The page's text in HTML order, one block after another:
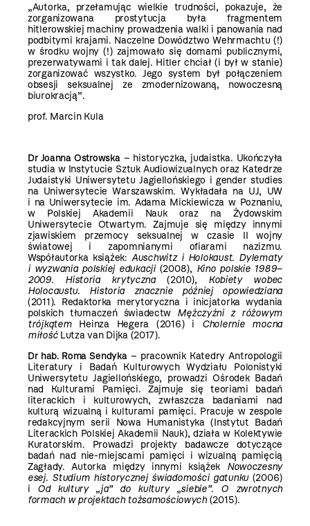
„Autorka, przełamując wielkie trudności, pokazuje, że
zorganizowana prostytucja była fragmentem
hitlerowskiej machiny prowadzenia walki i panowania nad
podbitymi krajami. Naczelne Dowództwo Wehrmachtu (!)
w środku wojny (!) zajmowało się domami publicznymi,
prezerwatywami i tak dalej. Hitler chciał (i był w stanie)
zorganizować wszystko. Jego system był połączeniem
obsesji seksualnej ze zmodernizowaną, nowoczesną
biurokracją”.
prof. Marcin Kula
Dr Joanna Ostrowska– historyczka, judaistka. Ukończyła
studia w Instytucie Sztuk Audiowizualnych oraz Katedrze
Judaistyki Uniwersytetu Jagiellońskiego i gender studies
na Uniwersytecie Warszawskim. Wykładała na UJ, UW
i na Uniwersytecie im. Adama Mickiewicza w Poznaniu,
w Polskiej Akademii Nauk oraz na Żydowskim
Uniwersytecie Otwartym. Zajmuje się między innymi
zjawiskiem przemocy seksualnej w czasie II wojny
światowej i zapomnianymi ofiarami nazizmu.
Współautorka książek: Auschwitz i Holokaust. Dylematy
i wyzwania polskiej edukacji(2008), Kino polskie 1989–
2009. Historia krytyczna(2010), Kobiety wobec
Holocaustu. Historia znacznie później opowiedziana
(2011). Redaktorka merytoryczna i inicjatorka wydania
polskich tłumaczeń świadectw Mężczyźni z różowym
trójkątemHeinza Hegera (2016) i Cholernie mocna
miłośćLutza van Dijka (2017).
Dr hab. Roma Sendyka– pracownik Katedry Antropologii
Literatury i Badań Kulturowych Wydziału Polonistyki
Uniwersytetu Jagiellońskiego, prowadzi Ośrodek Badań
nad Kulturami Pamięci. Zajmuje się teoriami badań
literackich i kulturowych, zwłaszcza badaniami nad
kulturą wizualną i kulturami pamięci. Pracuje w zespole
redakcyjnym serii Nowa Humanistyka (Instytut Badań
Literackich Polskiej Akademii Nauk), działa w Kolektywie
Kuratorskim. Prowadzi projekty badawcze dotyczące
badań nad nie-miejscami pamięci i wizualną pamięcią
Zagłady. Autorka między innymi książek Nowoczesny
esej. Studium historycznej świadomości gatunku(2006)
i Od kultury „ja” do kultury „siebie”. O zwrotnych
formach w projektach tożsamościowych(2015).